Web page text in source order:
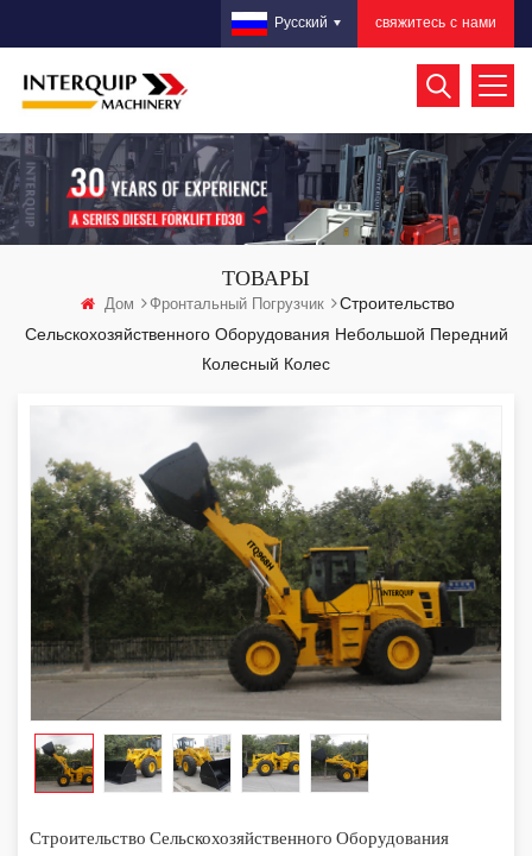
свяжитесь с нами
Русский
ТОВАРЫ
Дом Фронтальный Погрузчик
Строительство
Сельскохозяйственного Оборудования Небольшой Передний
Колесный Колес
Строительство Сельскохозяйственного Оборудования